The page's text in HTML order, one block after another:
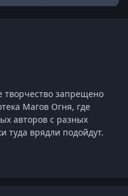
творчество запрещено
Магов Огня, где
авторов с разных
туда врядли подойдут.